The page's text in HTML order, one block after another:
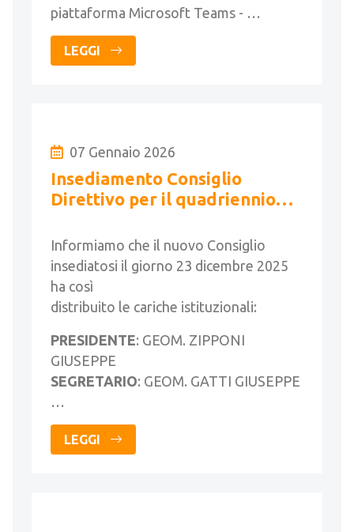
piattaforma Microsoft Teams - …
LEGGI
07 Gennaio 2026
Insediamento Consiglio
Direttivo per il quadriennio
cariche istituzionali
Informiamo che il nuovo Consiglio
insediatosi il giorno 23 dicembre 2025
ha così
distribuito le cariche istituzionali:
PRESIDENTE: GEOM. ZIPPONI
GIUSEPPE
SEGRETARIO: GEOM. GATTI GIUSEPPE
…
LEGGI